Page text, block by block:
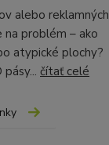
alebo reklamných
na problém – ako
atypické plochy?
čítať celé